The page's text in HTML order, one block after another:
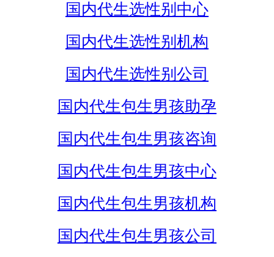
国内代生选性别中心
国内代生选性别机构
国内代生选性别公司
国内代生包生男孩助孕
国内代生包生男孩咨询
国内代生包生男孩中心
国内代生包生男孩机构
国内代生包生男孩公司